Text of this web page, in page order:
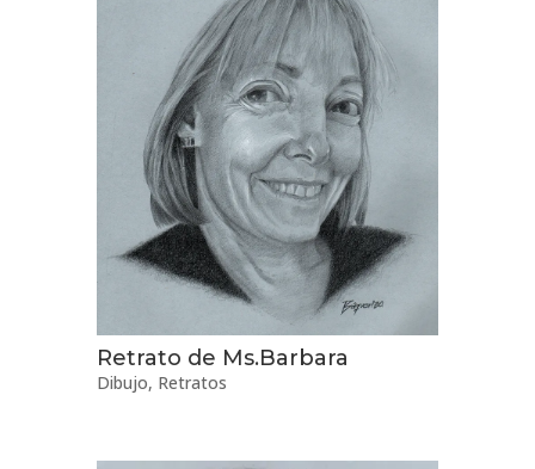
Retrato de Ms.Barbara
Dibujo, Retratos